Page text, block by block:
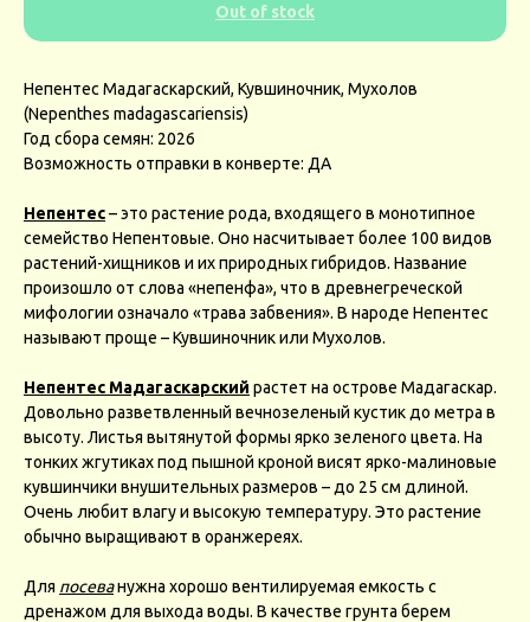
Out of stock
Непентес Мадагаскарский, Кувшиночник, Мухолов
(Nepenthes madagascariensis)
Год сбора семян: 2026
Возможность отправки в конверте: ДА
Непентес– это растение рода, входящего в монотипное
семейство Непентовые. Оно насчитывает более 100 видов
растений-хищников и их природных гибридов. Название
произошло от слова «непенфа», что в древнегреческой
мифологии означало «трава забвения». В народе Непентес
называют проще – Кувшиночник или Мухолов.
Непентес Мадагаскарский растет на острове Мадагаскар.
Довольно разветвленный вечнозеленый кустик до метра в
высоту. Листья вытянутой формы ярко зеленого цвета. На
тонких жгутиках под пышной кроной висят ярко-малиновые
кувшинчики внушительных размеров – до 25 см длиной.
Очень любит влагу и высокую температуру. Это растение
обычно выращивают в оранжереях.
Для посеванужна хорошо вентилируемая емкость с
дренажом для выхода воды. В качестве грунта берем